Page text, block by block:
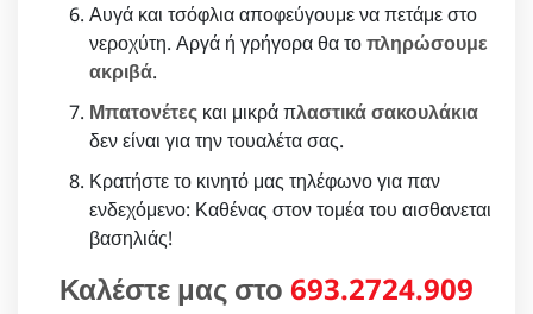
Αυγά και τσόφλια αποφεύγουμε να πετάμε στο
νεροχύτη. Αργά ή γρήγορα θα τοπληρώσουμε
ακριβά.
Μπατονέτες και μικρά πλαστικά σακουλάκια
δεν είναι για την τουαλέτα σας.
Κρατήστε το κινητό μας τηλέφωνο για παν
ενδεχόμενο: Καθένας στον τομέα του αισθανεται
βασηλιάς!
Καλέστε μας στο 693.2724.909